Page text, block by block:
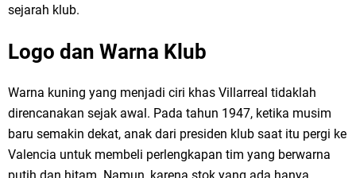
sejarah klub.
Logo dan Warna Klub
Warna kuning yang menjadi ciri khas Villarreal tidaklah
direncanakan sejak awal. Pada tahun 1947, ketika musim
baru semakin dekat, anak dari presiden klub saat itu pergi ke
Valencia untuk membeli perlengkapan tim yang berwarna